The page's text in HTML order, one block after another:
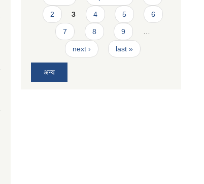
2 3 4 5 6
7 8 9
next › last »
अन्य